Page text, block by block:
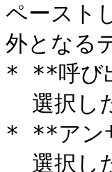
ペースト
外となる
* **呼び
* **アン